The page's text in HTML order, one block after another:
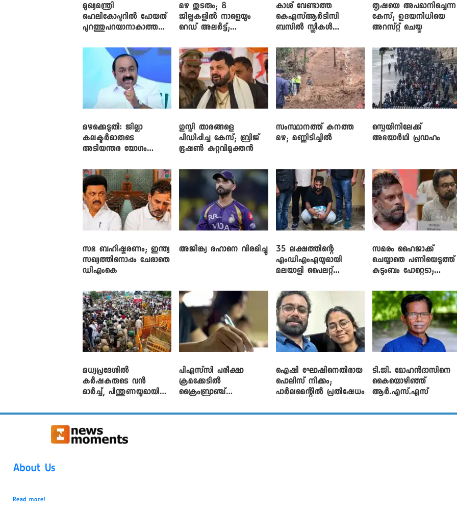
മുഖ്യമന്ത്രി
ഹെലികോപ്ടറിൽ പോയത്
പുറത്തുപറയാനാകാത്ത
ഗോവിന്ദൻ
മഴ തുടരും; 8
ജില്ലകളിൽ നാളെയും
റെഡ് അലർട്ട്;
അലർട്ട്
കാശ് വേണ്ടാത്ത
കെഎസ്ആർടിസി
ബസിൽ സ്ത്രീകൾ
ജോൺ
തൃഷയെ അപമാനിച്ചെന്ന
കേസ്; ഉദയനിധിയെ
അറസ്റ്റ് ചെയ്തു
മഴക്കെടുതി: ജില്ലാ
കലക്ടർമാരുടെ
അടിയന്തര യോഗം
​ഗുസ്തി താരങ്ങളെ
പീഡിപ്പിച്ച കേസ്; ബ്രിജ്
ഭൂഷൺ കുറ്റവിമുക്തൻ
സംസ്ഥാനത്ത് കനത്ത
മഴ; മണ്ണിടിച്ചിൽ
സ്പെയിനിലേക്ക്
അഭയാർഥി പ്രവാഹം
സഭ ബഹിഷ്കരണം; ഇന്ത്യ
സഖ്യത്തിനൊപ്പം ചേരാതെ
ഡിഎംകെ
അജിങ്ക്യ രഹാനെ വിരമിച്ചു
35 ലക്ഷത്തിന്റെ
എംഡിഎംഎയുമായി
മലയാളി പൈലറ്റ്
സമരം ഹൈജാക്ക്
ചെയ്യാതെ പണിയെടുത്ത്
കുടുംബം പോറ്റെടാ;
വിനായകൻ
മധ്യപ്രദേശിൽ
കർഷകരുടെ വൻ
മാർച്ച്, പിന്തുണയുമായി
പിഎസ്‌സി പരീക്ഷാ
ക്രമക്കേ‌ടിൽ
ക്രൈംബ്രാഞ്ച്
ഐഷി ഘോഷിനെതിരായ
പൊലീസ് നീക്കം;
പാര്‍ലമെന്റിൽ പ്രതിഷേധം
ടി.ജി. മോഹൻദാസിനെ
കൈയൊഴിഞ്ഞ്
ആർ.എസ്.എസ്
About Us
Read more!